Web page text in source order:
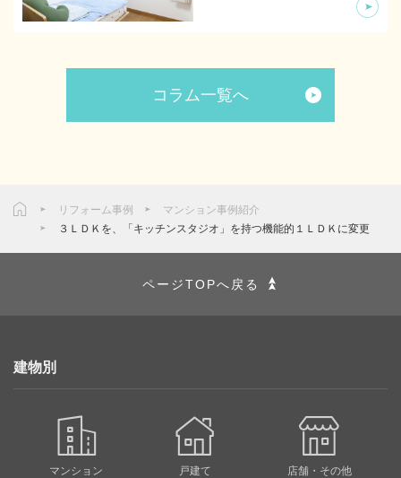
コラム一覧へ
リフォーム事例
マンション事例紹介
３ＬＤＫを、「キッチンスタジオ」を持つ機能的１ＬＤＫに変更
ページTOPへ戻る
建物別
マンション 戸建て 店舗・その他